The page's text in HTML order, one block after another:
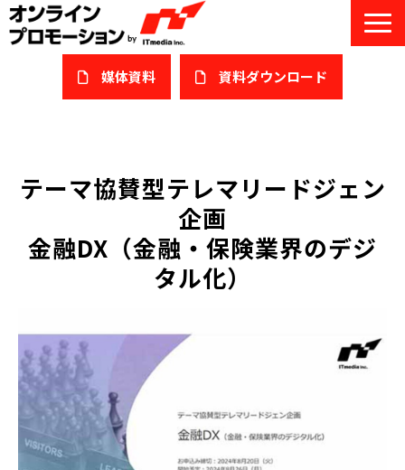
媒体資料 ​資料ダウンロード
私たちについて
サービスガイド/お役立ち資料
課題/ターゲット別で探す
導入事例
セミナー情報/ブログ
販売パートナー募集
テーマ協賛型テレマリードジェン
企画
金融DX（金融・保険業界のデジ
タル化）